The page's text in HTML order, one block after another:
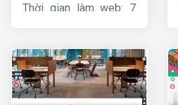
Thời gian làm web: 7